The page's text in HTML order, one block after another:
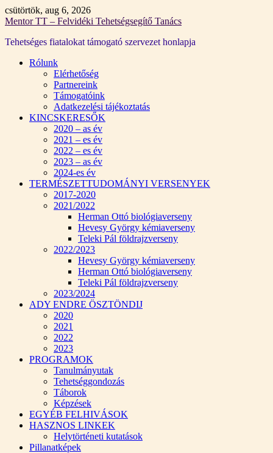
Skip
to
csütörtök, aug 6, 2026
Mentor TT – Felvidéki Tehetségsegítő Tanács
Tehetséges fiatalokat támogató szervezet honlapja
Rólunk
Elérhetőség
Partnereink
Támogatóink
Adatkezelési tájékoztatás
KINCSKERESŐK
2020 – as év
2021 – es év
2022 – es év
2023 – as év
2024-es év
TERMÉSZETTUDOMÁNYI VERSENYEK
2017-2020
2021/2022
Herman Ottó biológiaverseny
Hevesy György kémiaverseny
Teleki Pál földrajzverseny
2022/2023
Hevesy György kémiaverseny
Herman Ottó biológiaverseny
Teleki Pál földrajzverseny
2023/2024
ADY ENDRE ÖSZTÖNDIJ
2020
2021
2022
2023
PROGRAMOK
Tanulmányutak
Tehetséggondozás
Táborok
Képzések
EGYÉB FELHIVÁSOK
HASZNOS LINKEK
Helytörténeti kutatások
Pillanatképek